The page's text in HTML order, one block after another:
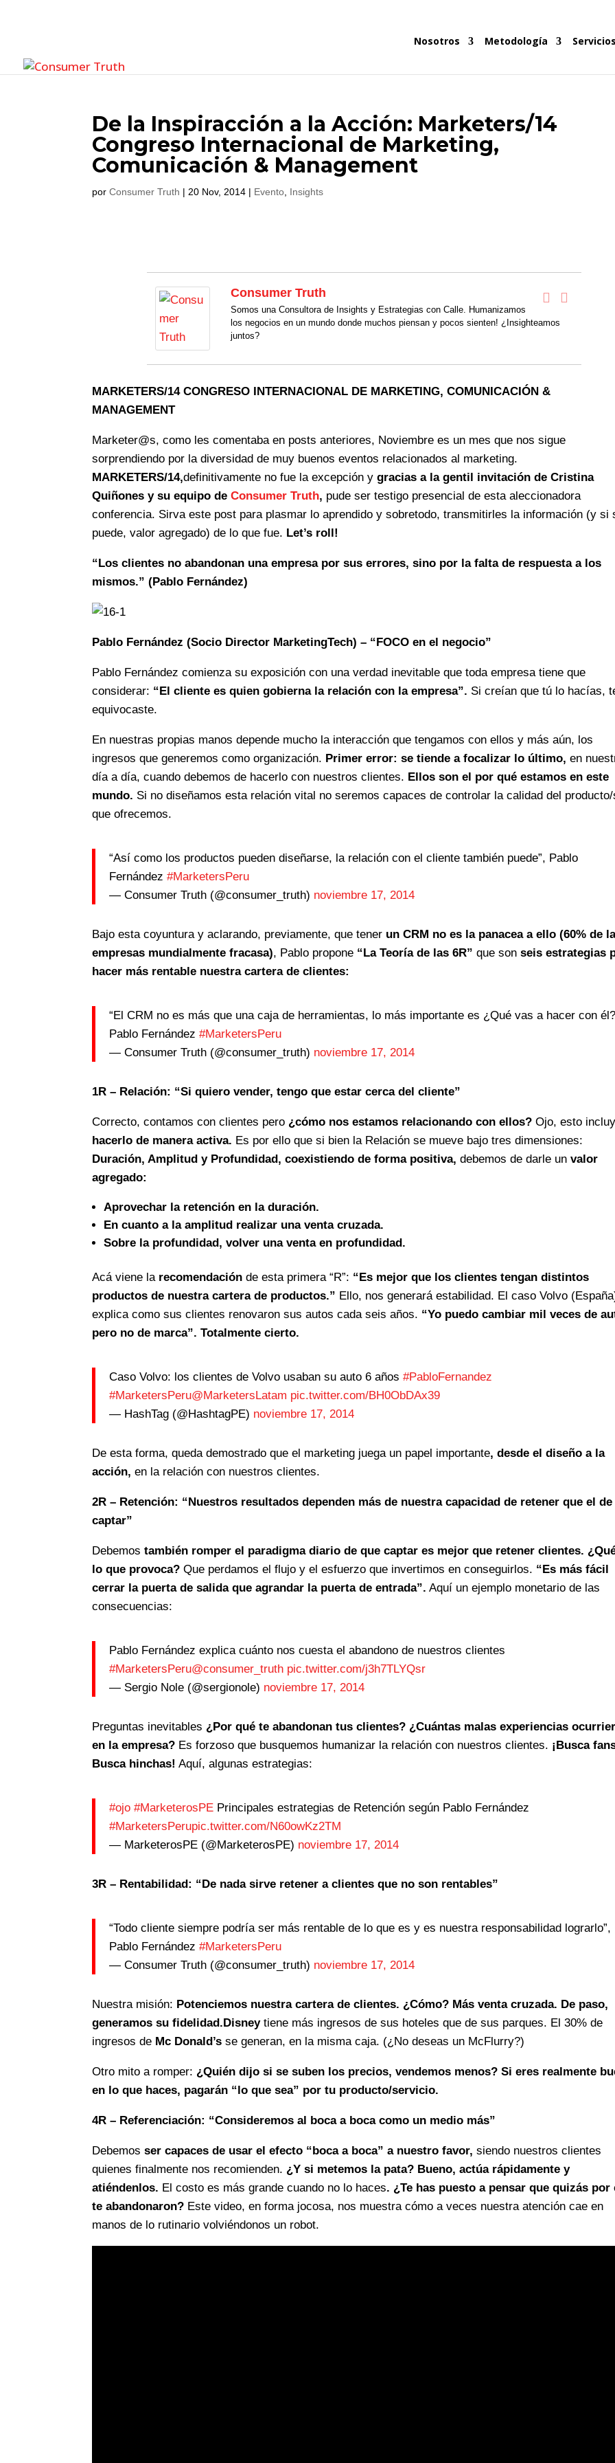
Nosotros Metodología
De la Inspiracción a la Acción: Marketers/14
Congreso Internacional de Marketing,
Comunicación & Management
porConsumer Truth | 20 Nov, 2014 | Evento Insights
Consumer Truth
Somos una Consultora de Insights y Estrategias con Calle. Humanizamos
los negocios en un mundo donde muchos piensan y pocos sienten! ¿Insighteamos
juntos?
MARKETERS/14 CONGRESO INTERNACIONAL DE MARKETING, COMUNICACIÓN &
MANAGEMENT
Marketer@s, como les comentaba en posts anteriores, Noviembre es un mes que nos sigue
sorprendiendo por la diversidad de muy buenos eventos relacionados al marketing.
MARKETERS/14,definitivamente no fue la excepción ygracias a la gentil invitación de Cristina
Quiñones y su equipo deConsumer Truth, pude ser testigo presencial de esta aleccionadora
conferencia. Sirva este post para plasmar lo aprendido y sobretodo, transmitirles la información (y si
puede, valor agregado) de lo que fue. Let’s roll!
“Los clientes no abandonan una empresa por sus errores, sino por la falta de respuesta a los
mismos.” (Pablo Fernández)
Pablo Fernández (Socio Director MarketingTech) – “FOCO en el negocio”
Pablo Fernández comienza su exposición con una verdad inevitable que toda empresa tiene que
considerar: “El cliente es quien gobierna la relación con la empresa”. Si creían que tú lo hacías,
equivocaste.
En nuestras propias manos depende mucho la interacción que tengamos con ellos y más aún, los
ingresos que generemos como organización. Primer error: se tiende a focalizar lo último,en
día a día, cuando debemos de hacerlo con nuestros clientes. Ellos son el por qué estamos en este
mundo. Si no diseñamos esta relación vital no seremos capaces de controlar la calidad del
que ofrecemos.
“Así como los productos pueden diseñarse, la relación con el cliente también puede”, Pablo
Fernández#MarketersPeru
— Consumer Truth (@consumer_truth) noviembre 17, 2014
Bajo esta coyuntura y aclarando, previamente, que tener un CRM no es la panacea a ello (60% de
empresas mundialmente fracasa), Pablo propone “La Teoría de las 6R” que sonseis estrategias
hacer más rentable nuestra cartera de clientes:
“El CRM no es más que una caja de herramientas, lo más importante es ¿Qué vas a hacer con
Pablo Fernández#MarketersPeru
— Consumer Truth (@consumer_truth) noviembre 17, 2014
1R – Relación: “Si quiero vender, tengo que estar cerca del cliente”
Correcto, contamos con clientes pero ¿cómo nos estamos relacionando con ellos? Ojo, esto
hacerlo de manera activa. Es por ello que si bien la Relación se mueve bajo tres dimensiones:
Duración, Amplitud y Profundidad, coexistiendo de forma positiva, debemos de darle unvalor
agregado:
Aprovechar la retención en la duración.
En cuanto a la amplitud realizar una venta cruzada.
Sobre la profundidad, volver una venta en profundidad.
Acá viene la recomendación de esta primera “R”: “Es mejor que los clientes tengan distintos
productos de nuestra cartera de productos.” Ello, nos generará estabilidad. El caso Volvo
explica como sus clientes renovaron sus autos cada seis años. “Yo puedo cambiar mil veces de
pero no de marca”. Totalmente cierto.
Caso Volvo: los clientes de Volvo usaban su auto 6 años#PabloFernandez
#MarketersPeru@MarketersLatam pic.twitter.com/BH0ObDAx39
— HashTag (@HashtagPE) noviembre 17, 2014
De esta forma, queda demostrado que el marketing juega un papel importante, desde el diseño a la
acción, en la relación con nuestros clientes.
2R – Retención: “Nuestros resultados dependen más de nuestra capacidad de retener que el de
captar”
Debemostambién romper el paradigma diario de que captar es mejor que retener clientes.
lo que provoca?Que perdamos el flujo y el esfuerzo que invertimos en conseguirlos. “Es más fácil
cerrar la puerta de salida que agrandar la puerta de entrada”. Aquí un ejemplo monetario de las
consecuencias:
Pablo Fernández explica cuánto nos cuesta el abandono de nuestros clientes
#MarketersPeru@consumer_truth pic.twitter.com/j3h7TLYQsr
— Sergio Nole (@sergionole) noviembre 17, 2014
Preguntas inevitables ¿Por qué te abandonan tus clientes? ¿Cuántas malas experiencias
en la empresa? Es forzoso que busquemos humanizar la relación con nuestros clientes. ¡Busca
Busca hinchas! Aquí, algunas estrategias:
#ojo #MarketerosPE Principales estrategias de Retención según Pablo Fernández
#MarketersPerupic.twitter.com/N60owKz2TM
— MarketerosPE (@MarketerosPE) noviembre 17, 2014
3R – Rentabilidad: “De nada sirve retener a clientes que no son rentables”
“Todo cliente siempre podría ser más rentable de lo que es y es nuestra responsabilidad lograrlo”,
Pablo Fernández#MarketersPeru
— Consumer Truth (@consumer_truth) noviembre 17, 2014
Nuestra misión: Potenciemos nuestra cartera de clientes. ¿Cómo? Más venta cruzada. De paso,
generamos su fidelidad.Disneytiene más ingresos de sus hoteles que de sus parques. El 30% de
ingresos de Mc Donald’s se generan, en la misma caja. (¿No deseas un McFlurry?)
Otro mito a romper: ¿Quién dijo si se suben los precios, vendemos menos? Si eres realmente
en lo que haces, pagarán “lo que sea” por tu producto/servicio.
4R – Referenciación: “Consideremos al boca a boca como un medio más”
Debemosser capaces de usar el efecto “boca a boca” a nuestro favor, siendo nuestros clientes
quienes finalmente nos recomienden. ¿Y si metemos la pata? Bueno, actúa rápidamente y
atiéndenlos. El costo es más grande cuando no lo haces. ¿Te has puesto a pensar que quizás por
te abandonaron? Este video, en forma jocosa, nos muestra cómo a veces nuestra atención cae en
manos de lo rutinario volviéndonos un robot.